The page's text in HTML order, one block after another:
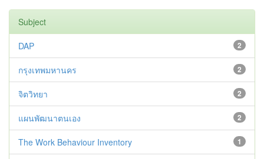
Subject
2
DAP
2
กรุงเทพมหานคร
2
จิตวิทยา
2
แผนพัฒนาตนเอง
1
The Work Behaviour Inventory